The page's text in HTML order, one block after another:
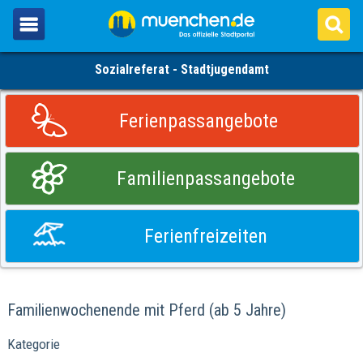
Sozialreferat - Stadtjugendamt
Ferienpassangebote
Familienpassangebote
Ferienfreizeiten
Familienwochenende mit Pferd (ab 5 Jahre)
Kategorie